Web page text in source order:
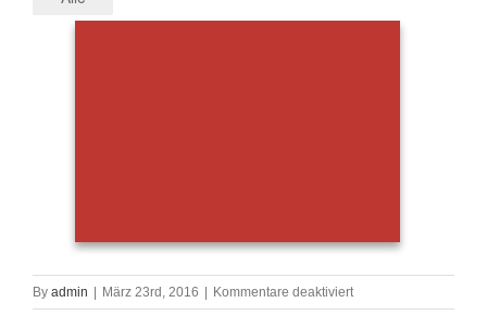
By admin März 23rd, 2016 Kommentare deaktiviertfür
Birne